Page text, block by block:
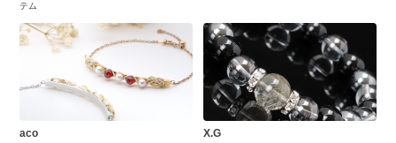
テム
aco X.G